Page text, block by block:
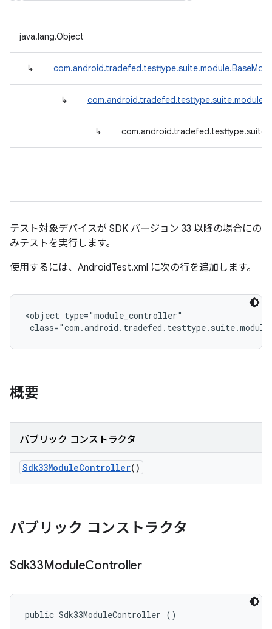
java.lang.Object
↳
↳
↳
テスト対象デバイスが SDK バージョン 33 以降の場合にの
みテストを実行します。
使用するには、AndroidTest.xml に次の行を追加します。
<object type="module_controller"
概要
パブリック コンストラクタ
Sdk33ModuleController()
パブリック コンストラクタ
Sdk33ModuleController
public Sdk33ModuleController ()